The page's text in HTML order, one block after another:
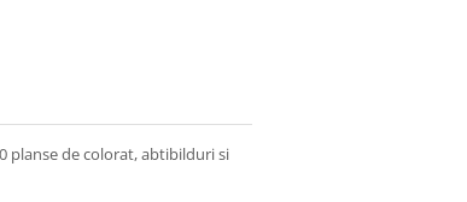
planse de colorat, abtibilduri si